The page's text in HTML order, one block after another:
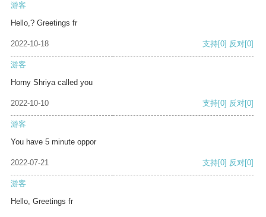
游客
Hello,? Greetings fr
2022-10-18 支持[0] 反对[0]
游客
Horny Shriya called you
2022-10-10 支持[0] 反对[0]
游客
You have 5 minute oppor
2022-07-21 支持[0] 反对[0]
游客
Hello, Greetings fr